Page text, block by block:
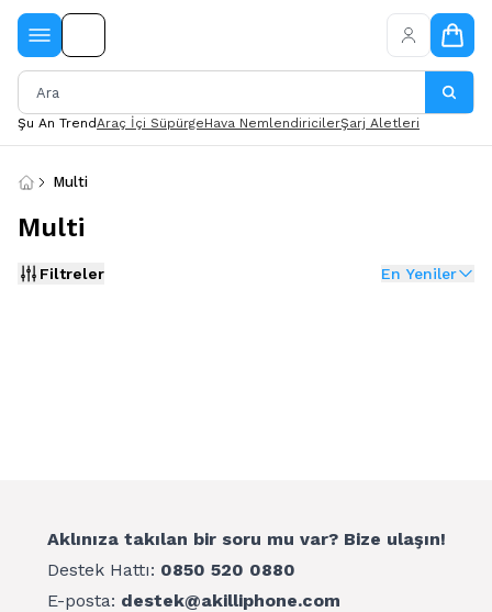
Şu An TrendAraç İçi SüpürgeHava NemlendiricilerŞarj Aletleri
Multi
Multi
Filtreler En Yeniler
Aklınıza takılan bir soru mu var? Bize ulaşın!
Destek Hattı: 0850 520 0880
E-posta: destek@akilliphone.com